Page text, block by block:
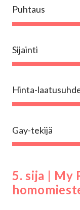
Puhtaus
Sijainti
Hinta-
Gay-tekijä
5. sija | My